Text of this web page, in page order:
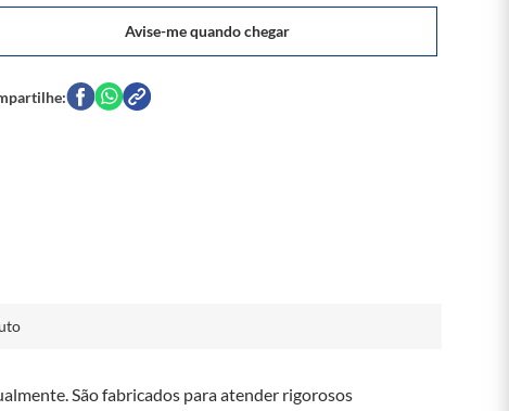
São fabricados para atender rigorosos